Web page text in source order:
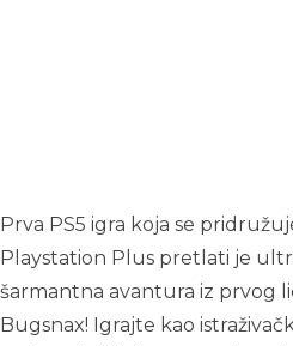
Prva PS5 igra koja se
Playstation Plus pretlati je
šarmantna avantura iz prvog
Bugsnax! Igrajte kao